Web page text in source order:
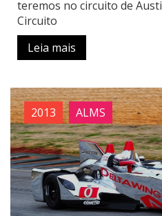
teremos no circuito de
Circuito
Leia mais
2013 ALMS